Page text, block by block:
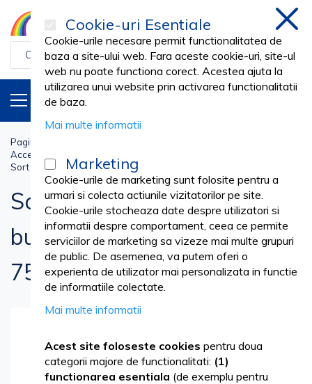
PRODUSE
Pagina principala
Accesorii Coafor & Frizerie
Sort frizerie/coafor cu 1 buzunar, PRIMA, negru, 75x90cm
Sort frizerie/coafor cu 1
buzunar, PRIMA, negru,
75x90cm
the
end
Cookie-uri Esentiale
Cookie-urile necesare permit functionalitatea de
baza a site-ului web. Fara aceste cookie-uri, site-ul
web nu poate functiona corect. Acestea ajuta la
utilizarea unui website prin activarea functionalitatii
de baza.
Mai multe informatii
Marketing
Cookie-urile de marketing sunt folosite pentru a
urmari si colecta actiunile vizitatorilor pe site.
Cookie-urile stocheaza date despre utilizatori si
informatii despre comportament, ceea ce permite
serviciilor de marketing sa vizeze mai multe grupuri
de public. De asemenea, va putem oferi o
experienta de utilizator mai personalizata in functie
de informatiile colectate.
Mai multe informatii
Acest site foloseste cookies pentru doua
categorii majore de functionalitati: (1)
functionarea esentiala (de exemplu pentru